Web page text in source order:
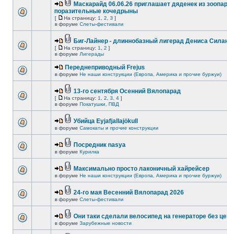
Маскарайд 06.06.26 приглашает дяденек из
поразительные кочедрыны
[ На страницу: 1 2 3 ]
в форуме Слеты-фестивали
Биг-Лайнер - длиннобазный лигерад Дениса
[ На страницу: 1 2 ]
в форуме Лигерады
Переднеприводный Frejus
в форуме Не наши конструкции (Европа, Америка и прочие буржуи)
13-го сентября Осенний Вялопарад
[ На страницу: 1 2 3 4 ]
в форуме Покатушки, ПВД
Убийца Eyjafjallajökull
в форуме Самокаты и прочие конструкции
Посредник nasya
в форуме Курилка
Максимально просто лаконичный хайрейсер
в форуме Не наши конструкции (Европа, Америка и прочие буржуи)
24-го мая Весенний Вялопарад 2026
в форуме Слеты-фестивали
Они таки сделали велосипед на генераторе без
в форуме Зарубежные новости